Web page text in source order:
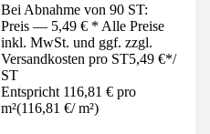
Bei Abnahme von 90 ST:
Preis — 5,49 € * Alle Preise
inkl. MwSt. und ggf. zzgl.
Versandkosten pro ST5,49 €*/
ST
Entspricht 116,81 € pro
m²(116,81 €/ m²)